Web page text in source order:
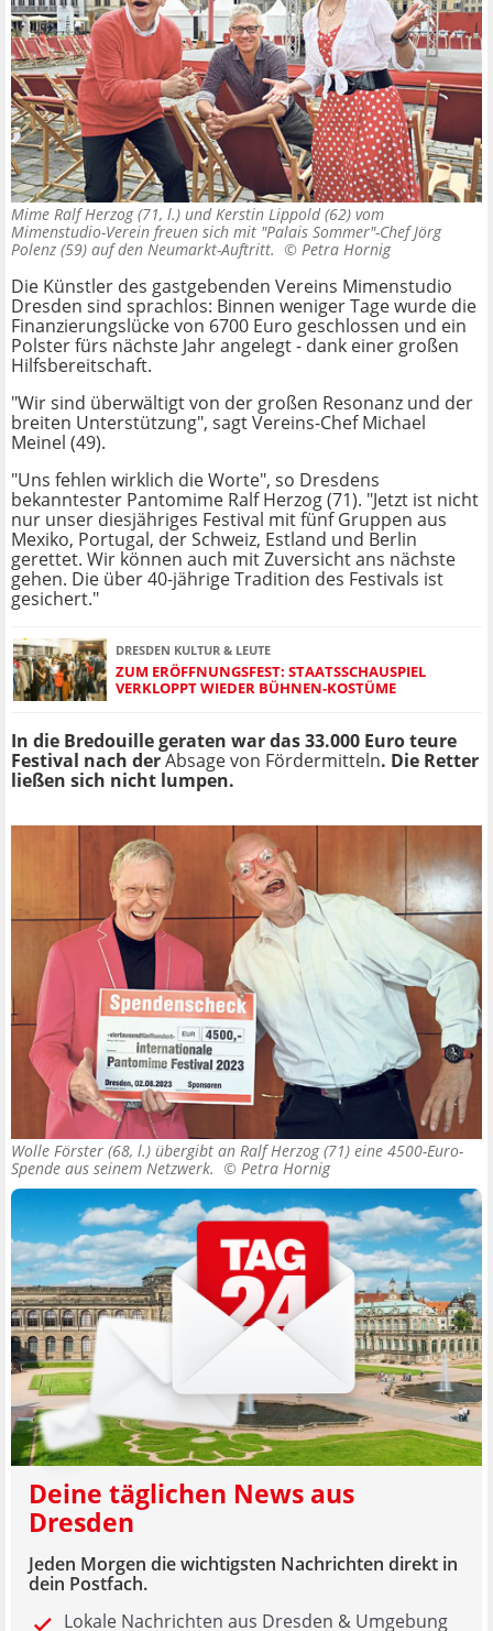
Mime Ralf Herzog (71, l.) und Kerstin Lippold (62) vom
Mimenstudio-Verein freuen sich mit "Palais Sommer"-Chef Jörg
Polenz (59) auf den Neumarkt-Auftritt. © Petra Hornig
Die Künstler des gastgebenden Vereins Mimenstudio
Dresden sind sprachlos: Binnen weniger Tage wurde die
Finanzierungslücke von 6700 Euro geschlossen und ein
Polster fürs nächste Jahr angelegt - dank einer großen
Hilfsbereitschaft.
"Wir sind überwältigt von der großen Resonanz und der
breiten Unterstützung", sagt Vereins-Chef Michael
Meinel (49).
"Uns fehlen wirklich die Worte", so Dresdens
bekanntester Pantomime Ralf Herzog (71). "Jetzt ist nicht
nur unser diesjähriges Festival mit fünf Gruppen aus
Mexiko, Portugal, der Schweiz, Estland und Berlin
gerettet. Wir können auch mit Zuversicht ans nächste
gehen. Die über 40-jährige Tradition des Festivals ist
gesichert."
DRESDEN KULTUR & LEUTE
ZUM ERÖFFNUNGSFEST: STAATSSCHAUSPIEL
VERKLOPPT WIEDER BÜHNEN-KOSTÜME
In die Bredouille geraten war das 33.000 Euro teure
Festival nach derAbsage von Fördermitteln. Die Retter
ließen sich nicht lumpen.
Wolle Förster (68, l.) übergibt an Ralf Herzog (71) eine 4500-Euro-
Spende aus seinem Netzwerk. © Petra Hornig
Deine täglichen News aus
Dresden
Jeden Morgen die wichtigsten Nachrichten direkt in
dein Postfach.
Lokale Nachrichten aus Dresden & Umgebung